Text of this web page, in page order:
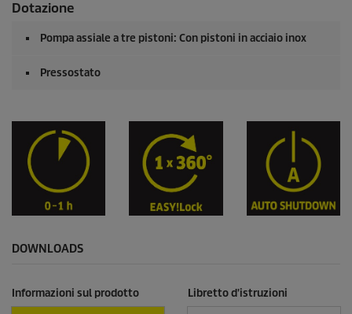
Dotazione
Pompa assiale a tre pistoni: Con pistoni in acciaio inox
Pressostato
DOWNLOADS
Informazioni sul prodotto Libretto d'istruzioni